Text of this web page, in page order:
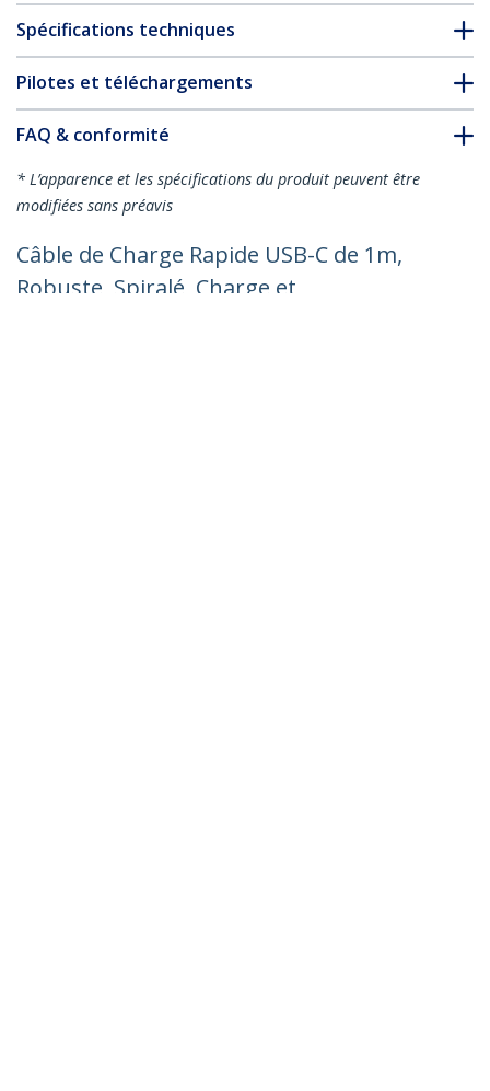
Spécifications techniques
Pilotes et téléchargements
FAQ & conformité
* L’apparence et les spécifications du produit peuvent être
modifiées sans préavis
Câble de Charge Rapide USB-C de 1m,
Robuste, Spiralé, Charge et